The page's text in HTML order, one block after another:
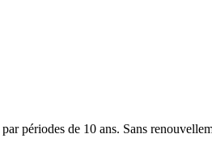
par périodes de 10 ans. Sans